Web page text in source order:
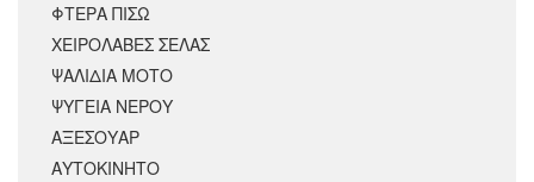
ΦΤΕΡΑ ΠΙΣΩ
ΧΕΙΡΟΛΑΒΕΣ ΣΕΛΑΣ
ΨΑΛΙΔΙΑ ΜΟΤΟ
ΨΥΓΕΙΑ ΝΕΡΟΥ
ΑΞΕΣΟΥΆΡ
ΑΥΤΟΚΙΝΗΤΟ